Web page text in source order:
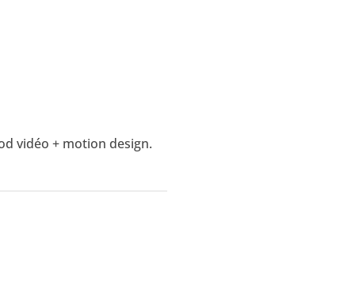
vidéo + motion design.